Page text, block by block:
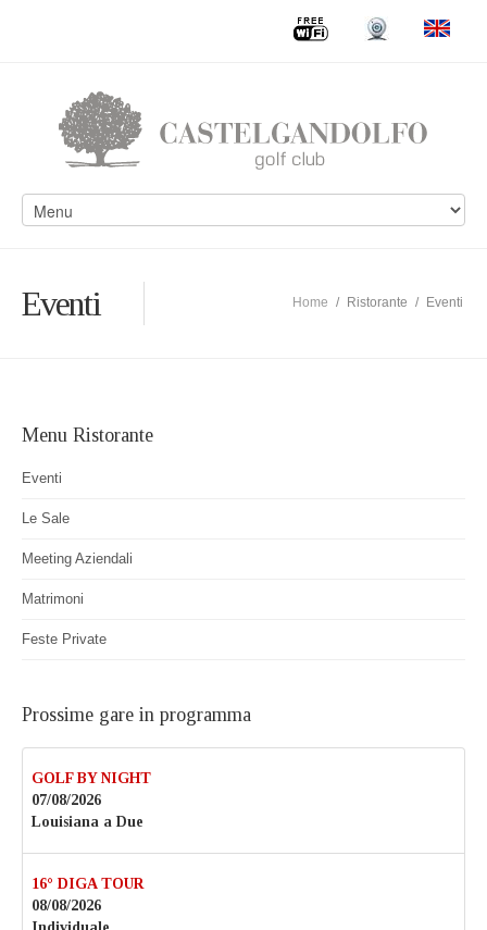
Eventi Home / Ristorante / Eventi
Menu Ristorante
Eventi
Le Sale
Meeting Aziendali
Matrimoni
Feste Private
Prossime gare in programma
GOLF BY NIGHT
07/08/2026
Louisiana a Due
16° DIGA TOUR
08/08/2026